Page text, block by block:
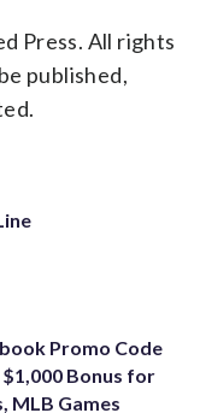
Press. All rights
published,
Promo Code
Bonus for
MLB Games